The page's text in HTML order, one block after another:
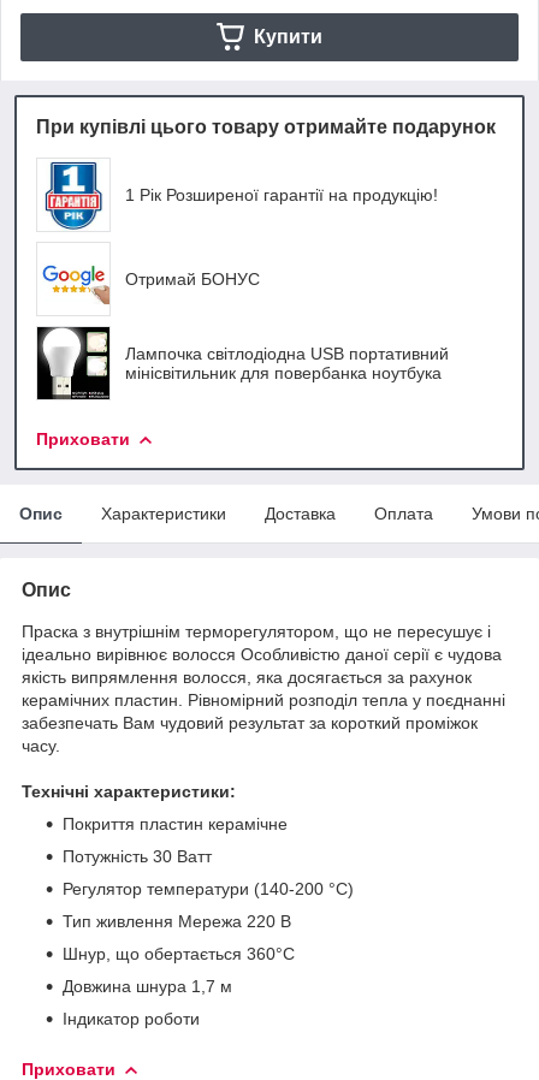
Купити
При купівлі цього товару отримайте подарунок
1 Рік Розширеної гарантії на продукцію!
Отримай БОНУС
Лампочка світлодіодна USB портативний
мінісвітильник для повербанка ноутбука
Приховати
Опис Характеристики Доставка Оплата Умови
Опис
Праска з внутрішнім терморегулятором, що не пересушує і
ідеально вирівнює волосся Особливістю даної серії є чудова
якість випрямлення волосся, яка досягається за рахунок
керамічних пластин. Рівномірний розподіл тепла у поєднанні
забезпечать Вам чудовий результат за короткий проміжок
часу.
Технічні характеристики:
Покриття пластин керамічне
Потужність 30 Ватт
Регулятор температури (140-200 °C)
Тип живлення Мережа 220 В
Шнур, що обертається 360°C
Довжина шнура 1,7 м
Індикатор роботи
Приховати